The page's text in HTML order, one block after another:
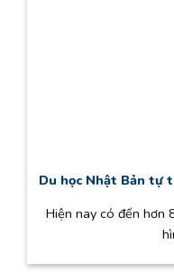
Du học Nhật Bản tự
Hiện nay có đến hơn